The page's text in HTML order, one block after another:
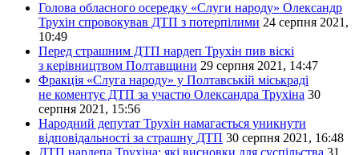
Голова обласного осередку «Слуги народу» Олександр
Трухін спровокував ДТП з потерпілими 24 серпня 2021,
10:49
Перед страшним ДТП нардеп Трухін пив віскі
з керівництвом Полтавщини 29 серпня 2021, 14:47
Фракція «Слуга народу» у Полтавській міськраді
не коментує ДТП за участю Олександра Трухіна 30
серпня 2021, 15:56
Народний депутат Трухін намагається уникнути
відповідальності за страшну ДТП 30 серпня 2021, 16:48